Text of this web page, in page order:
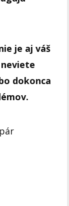
je aj váš
dokonca